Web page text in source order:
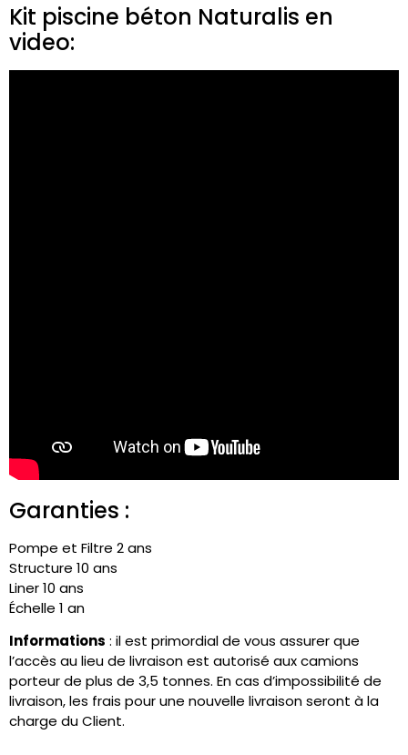
Kit piscine béton Naturalis en
video:
Garanties :
Pompe et Filtre 2 ans
Structure 10 ans
Liner 10 ans
Échelle 1 an
Informations : ilest primordial de vous assurer que
l’accès au lieu de livraison est autorisé aux camions
porteurde plus de 3,5 tonnes. En cas d’impossibilité de
livraison, les frais pour une nouvelle livraison seront à la
charge du Client.